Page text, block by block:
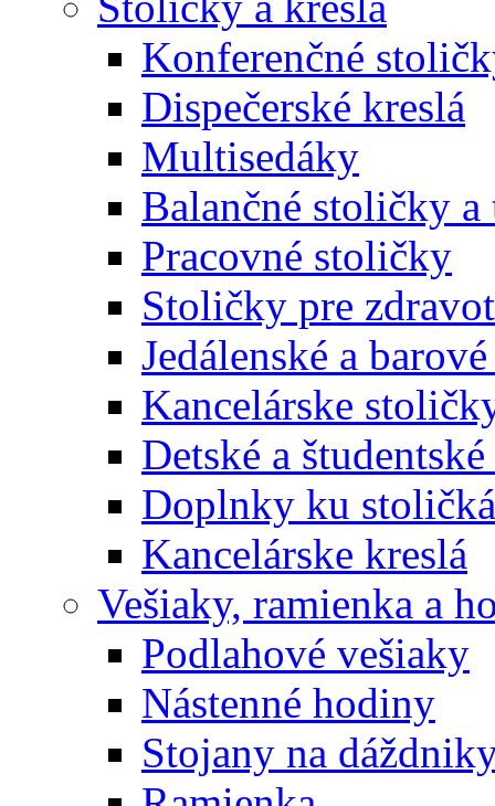
Konferenčné
Dispečerské kreslá
Multisedáky
Balančné stoličky a
Pracovné stoličky
Stoličky pre
Jedálenské a
Kancelárske
Detské a
Doplnky ku
Kancelárske kreslá
Vešiaky, ramienka a
Podlahové vešiaky
Nástenné hodiny
Stojany na